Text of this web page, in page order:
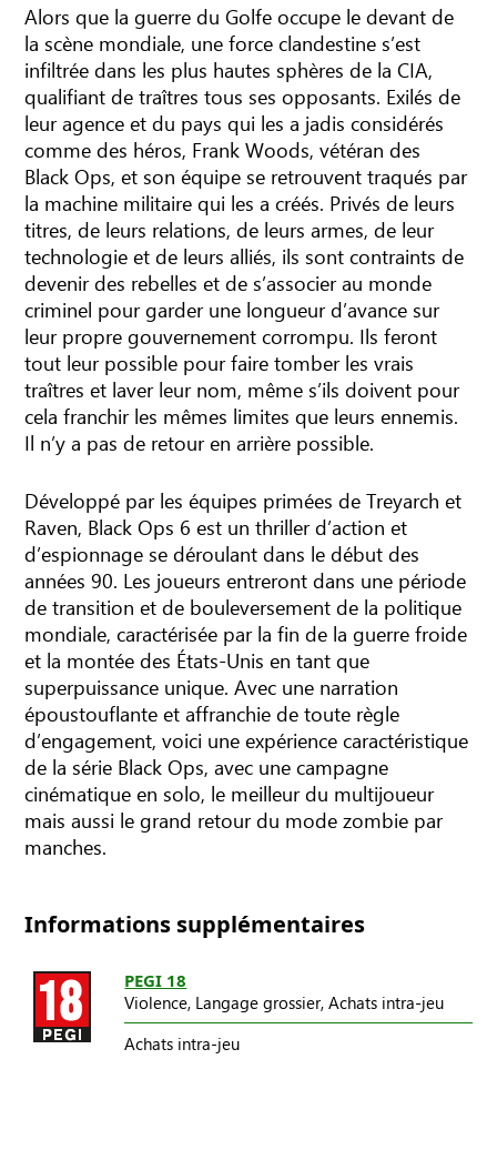
Alors que la guerre du Golfe occupe le devant de
la scène mondiale, une force clandestine s’est
infiltrée dans les plus hautes sphères de la CIA,
qualifiant de traîtres tous ses opposants. Exilés de
leur agence et du pays qui les a jadis considérés
comme des héros, Frank Woods, vétéran des
Black Ops, et son équipe se retrouvent traqués par
la machine militaire qui les a créés. Privés de leurs
titres, de leurs relations, de leurs armes, de leur
technologie et de leurs alliés, ils sont contraints de
devenir des rebelles et de s’associer au monde
criminel pour garder une longueur d’avance sur
leur propre gouvernement corrompu. Ils feront
tout leur possible pour faire tomber les vrais
traîtres et laver leur nom, même s’ils doivent pour
cela franchir les mêmes limites que leurs ennemis.
Il n’y a pas de retour en arrière possible.
Développé par les équipes primées de Treyarch et
Raven, Black Ops 6 est un thriller d’action et
d’espionnage se déroulant dans le début des
années 90. Les joueurs entreront dans une période
de transition et de bouleversement de la politique
mondiale, caractérisée par la fin de la guerre froide
et la montée des États-Unis en tant que
superpuissance unique. Avec une narration
époustouflante et affranchie de toute règle
d’engagement, voici une expérience caractéristique
de la série Black Ops, avec une campagne
cinématique en solo, le meilleur du multijoueur
mais aussi le grand retour du mode zombie par
manches.
Informations supplémentaires
PEGI 18
Violence, Langage grossier, Achats intra-jeu
Achats intra-jeu